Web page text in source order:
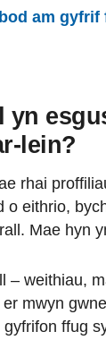
am gyfrif
yn
lein?
rhai
o eithrio,
Mae hyn
– weithiau,
mwyn
ffug